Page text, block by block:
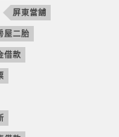
屏東當舖
屋二胎
借款